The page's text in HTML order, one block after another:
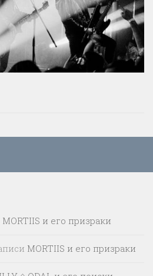
MORTIIS и его призраки
MORTIIS и его призраки